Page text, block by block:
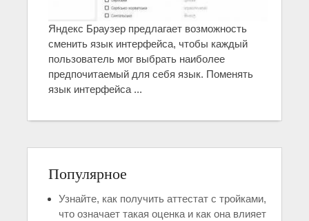
Яндекс Браузер предлагает возможность
сменить язык интерфейса, чтобы каждый
пользователь мог выбрать наиболее
предпочитаемый для себя язык. Поменять
язык интерфейса ...
Популярное
Узнайте, как получить аттестат с тройками,
что означает такая оценка и как она влияет